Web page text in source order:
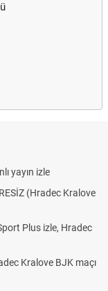
yayın izle
(Hradec Kralove
Plus izle, Hradec
Kralove BJK maçı